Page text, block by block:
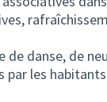
de danse, de
les